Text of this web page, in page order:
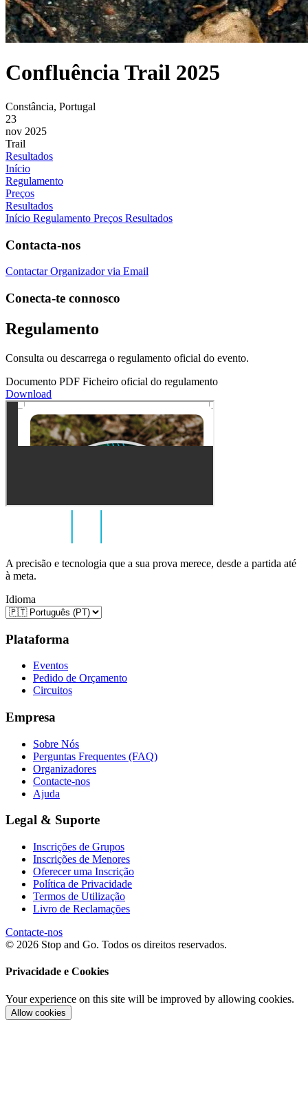
Confluência Trail 2025
Constância, Portugal
23
nov 2025
Trail
Resultados
Início
Regulamento
Preços
Resultados
Início Regulamento Preços Resultados
Contacta-nos
Contactar Organizador via Email
Conecta-te connosco
Regulamento
Consulta ou descarrega o regulamento oficial do evento.
Documento PDF Ficheiro oficial do regulamento
Download
A precisão e tecnologia que a sua prova merece, desde a partida até
à meta.
Idioma
Plataforma
Eventos
Pedido de Orçamento
Circuitos
Empresa
Sobre Nós
Perguntas Frequentes (FAQ)
Organizadores
Contacte-nos
Ajuda
Legal & Suporte
Inscrições de Grupos
Inscrições de Menores
Oferecer uma Inscrição
Política de Privacidade
Termos de Utilização
Livro de Reclamações
Contacte-nos
© 2026 Stop and Go. Todos os direitos reservados.
Privacidade e Cookies
Your experience on this site will be improved by allowing cookies.
Allow cookies